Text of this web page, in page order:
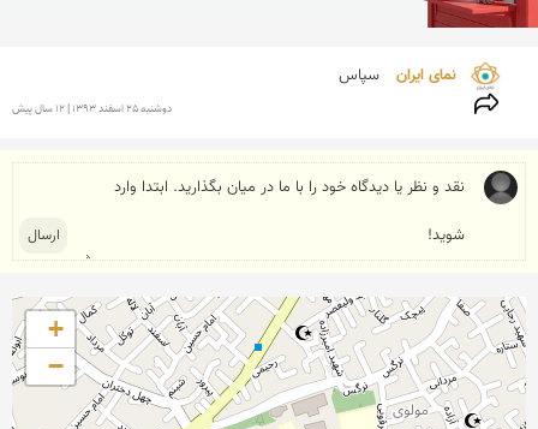
نمای ایران سپاس
دوشنبه 25 اسفند 1393 | 12 سال پیش
+
−